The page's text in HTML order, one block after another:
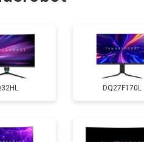
DQ27F170L